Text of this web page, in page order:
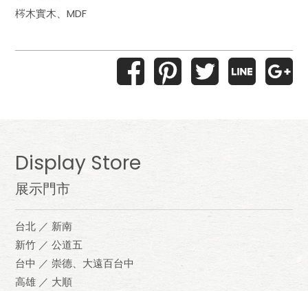
梣木實木、MDF
Display Store
展示門市
台北 ／ 新南
新竹 ／ 公道五
台中 ／ 崇德、大遠百台中
高雄 ／ 大順